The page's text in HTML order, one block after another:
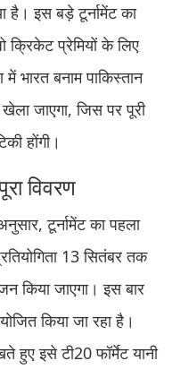
है। इस बड़े टूर्नामेंट का
प्रेमियों के लिए
भारत बनाम पाकिस्तान
जाएगा, जिस पर पूरी
होंगी।
विवरण
टूर्नामेंट का पहला
13 सितंबर तक
किया जाएगा। इस बार
किया जा रहा है।
हुए इसे टी20 फॉर्मेट यानी